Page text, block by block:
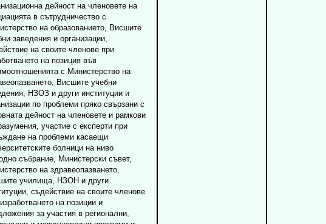
дейност на членовете на
в сътрудничество с
на образованието, Висшите
заведения и организации,
на своите членове при
на позиция във
с Министерство на
Висшите учебни
НЗОЗ и други институции и
по проблеми пряко свързани с
дейност на членовете и рамкови
участие с експерти при
на проблеми касаещи
болници на ниво
събрание, Министерски съвет,
на здравеопазването,
училища, НЗОН и други
съдействие на своите членове
на позиции и
за участия в регионални,